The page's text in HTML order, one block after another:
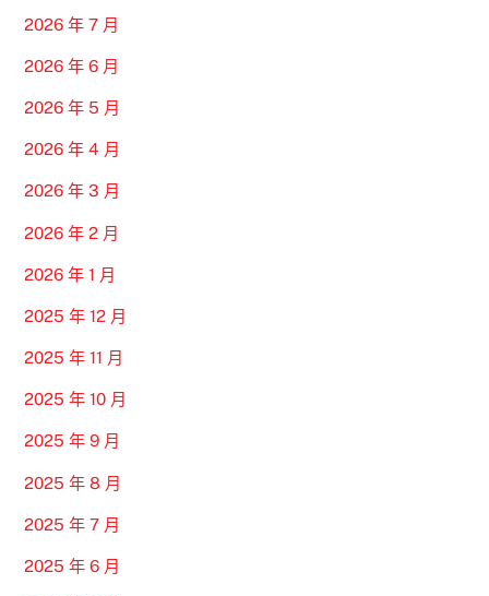
2026 年 7 月
2026 年 6 月
2026 年 5 月
2026 年 4 月
2026 年 3 月
2026 年 2 月
2026 年 1 月
2025 年 12 月
2025 年 11 月
2025 年 10 月
2025 年 9 月
2025 年 8 月
2025 年 7 月
2025 年 6 月